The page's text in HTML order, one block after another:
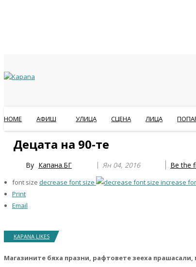
HOME АФИШ УЛИЦА СЦЕНА ЛИЦА
Децата на 90-те
By Капана.БГ Ян 04, 2016 Be the
font size decrease font size
increase
Print
Email
KAPANA LIKES
Магазините бяха празни, рафтовете зееха
Year
Month
Year
Month